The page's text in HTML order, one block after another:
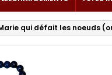
qui défait les noeuds